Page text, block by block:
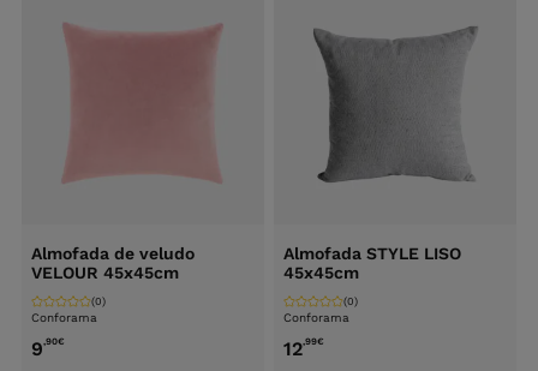
Almofada de veludo
VELOUR 45x45cm
Conforama
(0)
9,90€
Almofada STYLE LISO
45x45cm
Conforama
(0)
12,99€